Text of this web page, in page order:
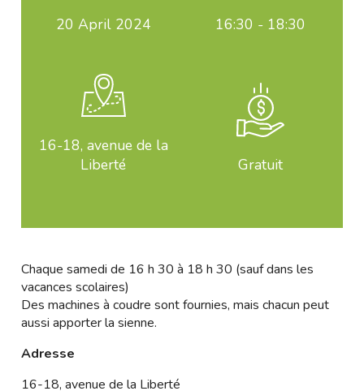
20 April 2024 16:30 - 18:30
16-18, avenue de la
Liberté
Gratuit
Chaque samedi de 16 h 30 à 18 h 30 (sauf dans les
vacances scolaires)
Des machines à coudre sont fournies, mais chacun peut
aussi apporter la sienne.
Adresse
16-18, avenue de la Liberté